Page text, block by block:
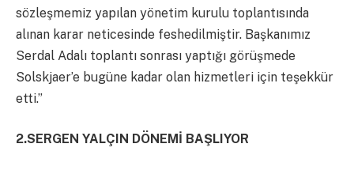
sözleşmemiz yapılan yönetim kurulu toplantısında
alınan karar neticesinde feshedilmiştir. Başkanımız
Serdal Adalı toplantı sonrası yaptığı görüşmede
Solskjaer’e bugüne kadar olan hizmetleri için teşekkür
etti.”
2.SERGEN YALÇIN DÖNEMİ BAŞLIYOR